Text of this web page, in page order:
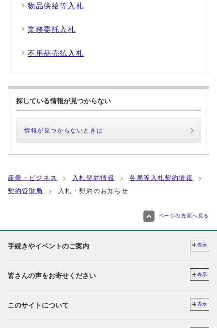
物品供給等入札
業務委託入札
不用品売払入札
探している情報が見つからない
情報が見つからないときは
産業・ビジネス 入札契約情報
各局等入札契約情報
契約管財局
入札・契約のお知らせ
ページの先頭へ戻る
手続きやイベントのご案内 表示
皆さんの声をお寄せください 表示
このサイトについて 表示